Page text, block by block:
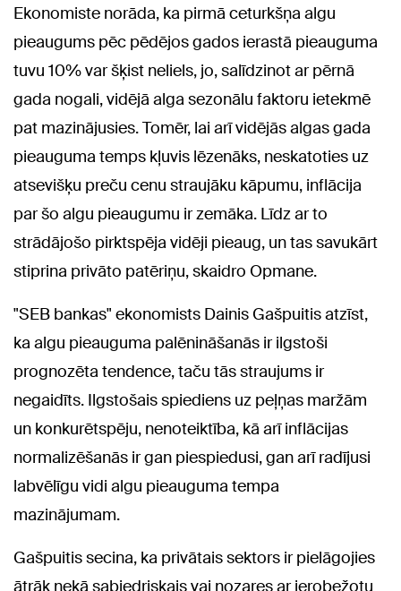
Ekonomiste norāda, ka pirmā ceturkšņa algu
pieaugums pēc pēdējos gados ierastā pieauguma
tuvu 10% var šķist neliels, jo, salīdzinot ar pērnā
gada nogali, vidējā alga sezonālu faktoru ietekmē
pat mazinājusies. Tomēr, lai arī vidējās algas gada
pieauguma temps kļuvis lēzenāks, neskatoties uz
atsevišķu preču cenu straujāku kāpumu, inflācija
par šo algu pieaugumu ir zemāka. Līdz ar to
strādājošo pirktspēja vidēji pieaug, un tas savukārt
stiprina privāto patēriņu, skaidro Opmane.
"SEB bankas" ekonomists Dainis Gašpuitis atzīst,
ka algu pieauguma palēnināšanās ir ilgstoši
prognozēta tendence, taču tās straujums ir
negaidīts. Ilgstošais spiediens uz peļņas maržām
un konkurētspēju, nenoteiktība, kā arī inflācijas
normalizēšanās ir gan piespiedusi, gan arī radījusi
labvēlīgu vidi algu pieauguma tempa
mazinājumam.
Gašpuitis secina, ka privātais sektors ir pielāgojies
ātrāk nekā sabiedriskais vai nozares ar ierobežotu